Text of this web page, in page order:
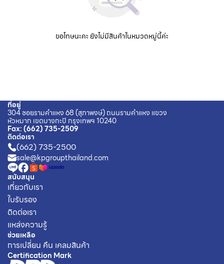
ขอโทษนะคะ ยังไม่มีสินค้าในหมวดหมู่นี้ค่ะ
ที่อยู่
304 ซอยรามคำแหง 68 (สุภาพงษ์) ถนนรามคำแหง แขวง
หัวหมาก เขตบางกะปิ กรุงเทพฯ 10240
Fax:(662) 735-2509
ติดต่อเรา
(662) 735-2500
sale@kpgroupthailand.com
สนับสนุน
เกี่ยวกับเรา
ใบรับรอง
ติดต่อเรา
แหล่งความรู้
ช่วยเหลือ
การเปลี่ยน คืน เคลมสินค้า
Certification Mark